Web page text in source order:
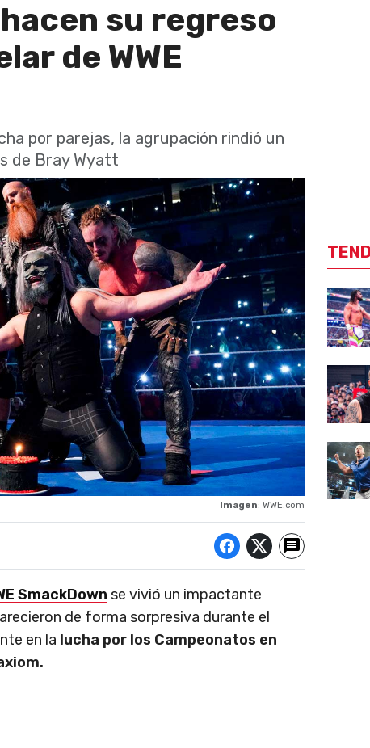
su regreso
de WWE
por parejas, la agrupación rindió un
de Bray Wyatt
Imagen: WWE.com
SmackDown se vivió un impactante
de forma sorpresiva durante el
en la lucha por los Campeonatos en